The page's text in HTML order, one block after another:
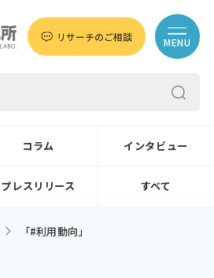
リサーチのご相談 MENU
コラム インタビュー
プレスリリース すべて
「#利用動向」